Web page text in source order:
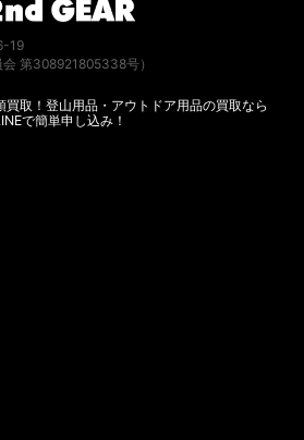
19
会 第308921805338号）
取！登山用品・アウトドア用品の買取なら
で簡単申し込み！